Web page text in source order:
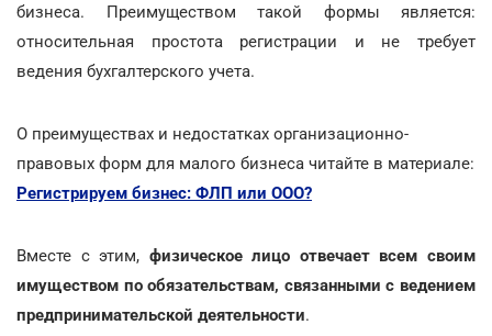
бизнеса. Преимуществом такой формы является:
относительная простота регистрации и не требует
ведения бухгалтерского учета.
О преимуществах и недостатках организационно-
правовых форм для малого бизнеса читайте в материале:
Регистрируем бизнес: ФЛП или ООО?
Вместе с этим, физическое лицо отвечает всем своим
имуществом по обязательствам, связанными с ведением
предпринимательской деятельности.